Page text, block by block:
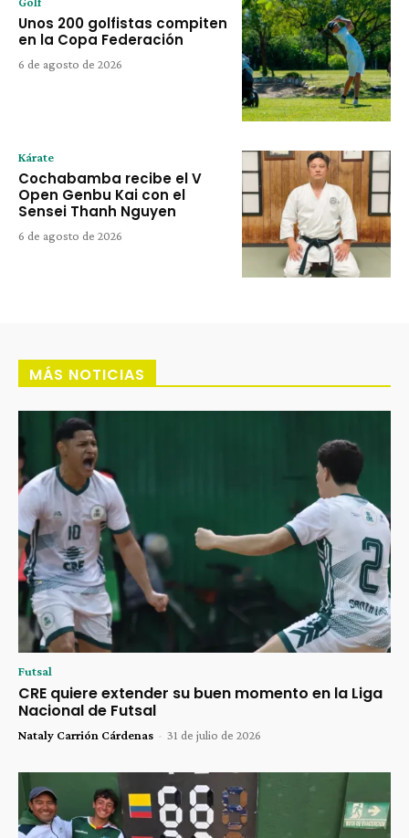
Unos 200 golfistas compiten
en la Copa Federación
6 de agosto de 2026
Kárate
Cochabamba recibe el V
Open Genbu Kai con el
Sensei Thanh Nguyen
6 de agosto de 2026
MÁS NOTICIAS
Futsal
CRE quiere extender su buen momento en la Liga
Nacional de Futsal
Nataly Carrión Cárdenas - 31 de julio de 2026